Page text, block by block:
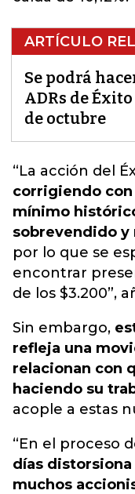
ARTÍCULO
Se podrá
ADRs de
de octubre
“La acción del
corrigiendo con
mínimo
sobrevendido y
por lo que se
encontrar
de los $3.200”,
Sin embargo,
refleja una
relacionan con
haciendo su
acople a estas
“En el proceso
días
muchos